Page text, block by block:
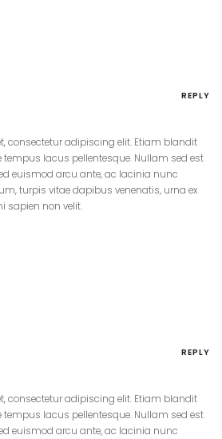
REPLY
consectetur adipiscing elit. Etiam blandit
tempus lacus pellentesque. Nullam sed est
euismod arcu ante, ac lacinia nunc
turpis vitae dapibus venenatis, urna ex
sapien non velit.
REPLY
consectetur adipiscing elit. Etiam blandit
tempus lacus pellentesque. Nullam sed est
euismod arcu ante, ac lacinia nunc